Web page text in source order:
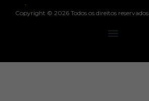
Copyright © 2026 Todos os direitos reservados.